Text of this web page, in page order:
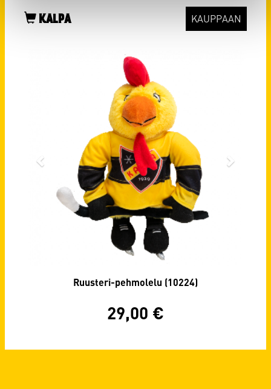
KALPA KAUPPAAN
Ruusteri-pehmolelu (10224)
29,00 €